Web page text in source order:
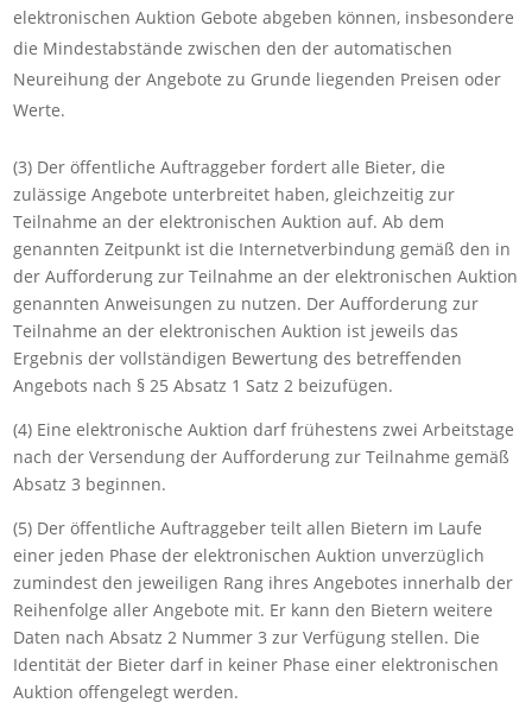
elektronischen Auktion Gebote abgeben können, insbesondere
die Mindestabstände zwischen den der automatischen
Neureihung der Angebote zu Grunde liegenden Preisen oder
Werte.
(3) Der öffentliche Auftraggeber fordert alle Bieter, die
zulässige Angebote unterbreitet haben, gleichzeitig zur
Teilnahme an der elektronischen Auktion auf. Ab dem
genannten Zeitpunkt ist die Internetverbindung gemäß den in
der Aufforderung zur Teilnahme an der elektronischen Auktion
genannten Anweisungen zu nutzen. Der Aufforderung zur
Teilnahme an der elektronischen Auktion ist jeweils das
Ergebnis der vollständigen Bewertung des betreffenden
Angebots nach § 25 Absatz 1 Satz 2 beizufügen.
(4) Eine elektronische Auktion darf frühestens zwei Arbeitstage
nach der Versendung der Aufforderung zur Teilnahme gemäß
Absatz 3 beginnen.
(5) Der öffentliche Auftraggeber teilt allen Bietern im Laufe
einer jeden Phase der elektronischen Auktion unverzüglich
zumindest den jeweiligen Rang ihres Angebotes innerhalb der
Reihenfolge aller Angebote mit. Er kann den Bietern weitere
Daten nach Absatz 2 Nummer 3 zur Verfügung stellen. Die
Identität der Bieter darf in keiner Phase einer elektronischen
Auktion offengelegt werden.